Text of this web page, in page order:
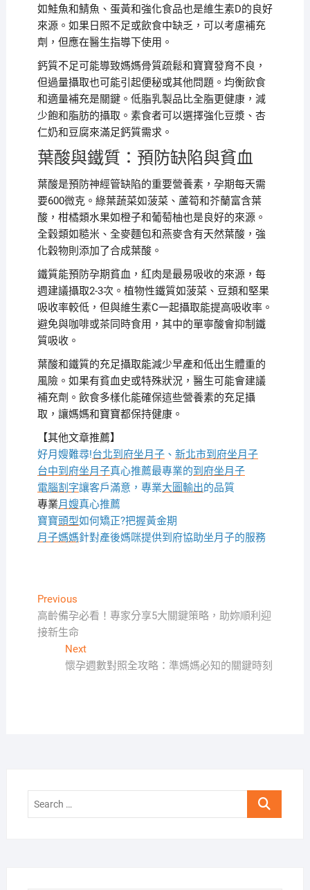
如鮭魚和鯖魚、蛋黃和強化食品也是維生素D的良好
來源。如果日照不足或飲食中缺乏，可以考慮補充
劑，但應在醫生指導下使用。
鈣質不足可能導致媽媽骨質疏鬆和寶寶發育不良，
但過量攝取也可能引起便秘或其他問題。均衡飲食
和適量補充是關鍵。低脂乳製品比全脂更健康，減
少飽和脂肪的攝取。素食者可以選擇強化豆漿、杏
仁奶和豆腐來滿足鈣質需求。
葉酸與鐵質：預防缺陷與貧血
葉酸是預防神經管缺陷的重要營養素，孕期每天需
要600微克。綠葉蔬菜如菠菜、蘆筍和芥蘭富含葉
酸，柑橘類水果如橙子和葡萄柚也是良好的來源。
全穀類如糙米、全麥麵包和燕麥含有天然葉酸，強
化穀物則添加了合成葉酸。
鐵質能預防孕期貧血，紅肉是最易吸收的來源，每
週建議攝取2-3次。植物性鐵質如菠菜、豆類和堅果
吸收率較低，但與維生素C一起攝取能提高吸收率。
避免與咖啡或茶同時食用，其中的單寧酸會抑制鐵
質吸收。
葉酸和鐵質的充足攝取能減少早產和低出生體重的
風險。如果有貧血史或特殊狀況，醫生可能會建議
補充劑。飲食多樣化能確保這些營養素的充足攝
取，讓媽媽和寶寶都保持健康。
【其他文章推薦】
好月嫂難尋!台北到府坐月子、 新北市到府坐月子
台中到府坐月子真心推薦最專業的到府坐月子
電腦割字讓客戶滿意，專業大圖輸出的品質
專業月嫂真心推薦
寶寶頭型如何矯正?把握黃金期
月子媽媽針對產後媽咪提供到府協助坐月子的服務
文
章
PreviousPrevious
post:
高齡備孕必看！專家分享5大關鍵策略，助妳順利迎
接新生命
NextNext
post:
懷孕週數對照全攻略：準媽媽必知的關鍵時刻
Search